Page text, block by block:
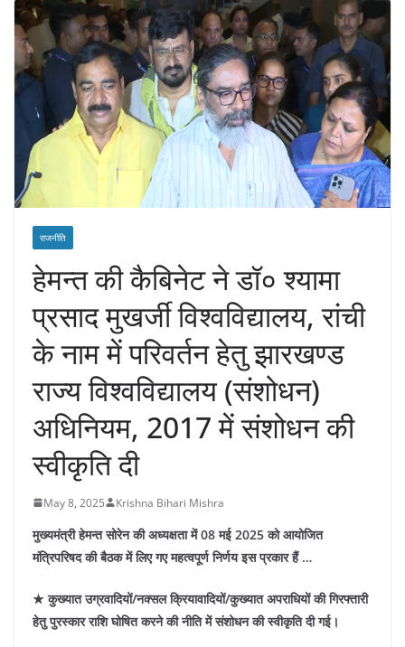
राजनीति
हेमन्त की कैबिनेट ने डॉ० श्यामा
प्रसाद मुखर्जी विश्वविद्यालय, रांची
के नाम में परिवर्तन हेतु झारखण्ड
राज्य विश्वविद्यालय (संशोधन)
अधिनियम, 2017 में संशोधन की
स्वीकृति दी
May 8, 2025 Krishna Bihari Mishra
मुख्यमंत्री हेमन्त सोरेन की अध्यक्षता में 08 मई 2025 को आयोजित
मंत्रिपरिषद की बैठक में लिए गए महत्वपूर्ण निर्णय इस प्रकार हैं …
★ कुख्यात उग्रवादियों/नक्सल क्रियावादियों/कुख्यात अपराधियों की गिरफ्तारी
हेतु पुरस्कार राशि घोषित करने की नीति में संशोधन की स्वीकृति दी गई।